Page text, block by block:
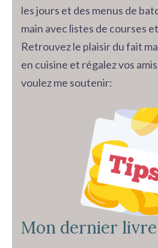
les jours et des menus de
main avec listes de courses
Retrouvez le plaisir du fait
en cuisine et régalez vos
voulez me soutenir:
Mon dernier livre